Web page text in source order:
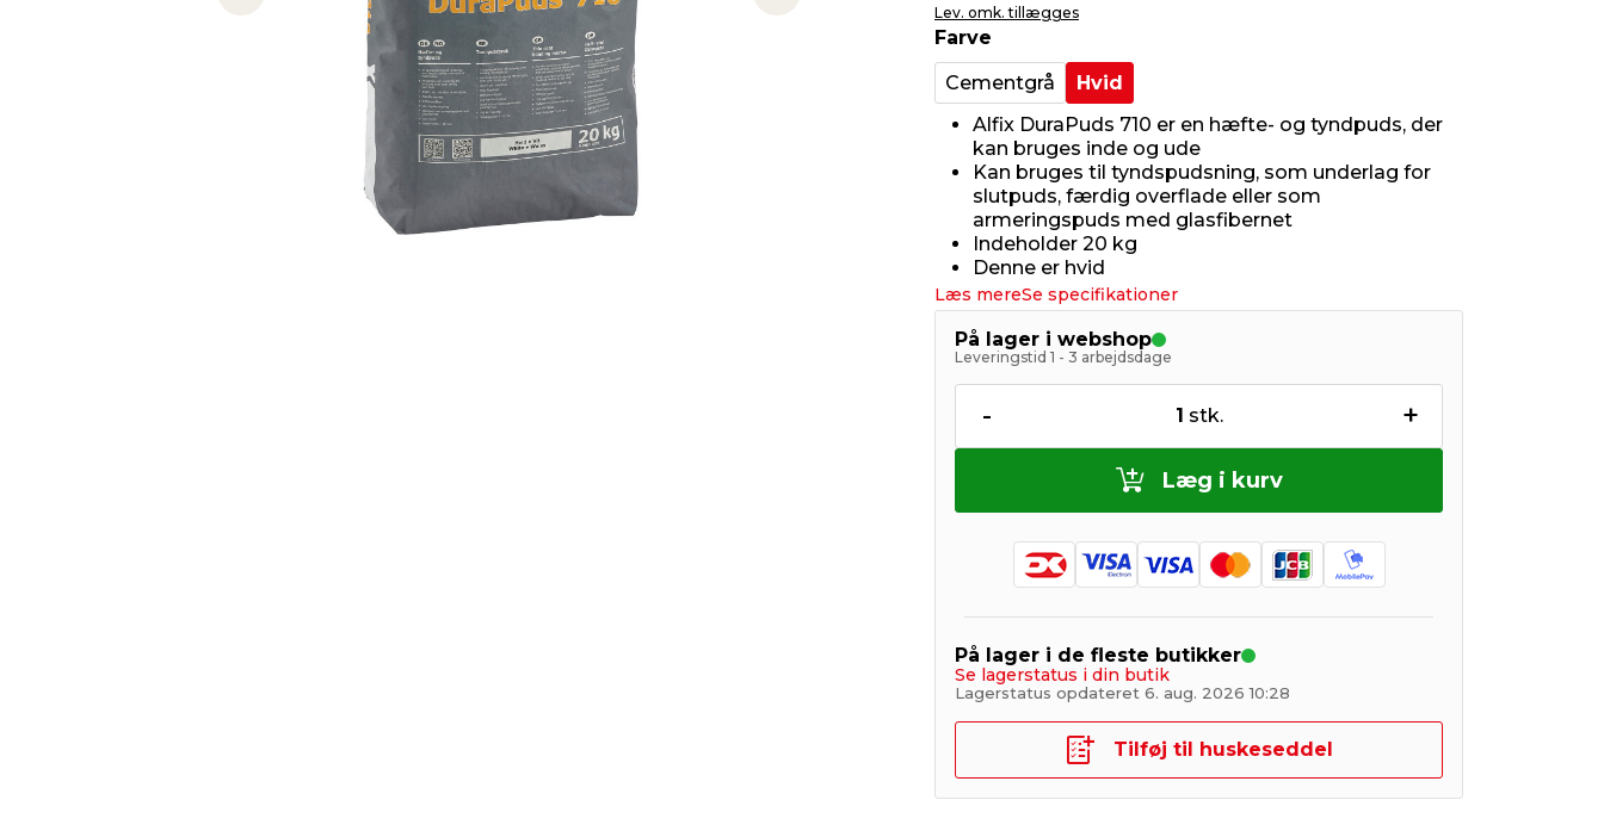
Previous slide Next slide Lev. omk. tillægges
Farve
Cementgrå
Hvid
Alfix DuraPuds 710 er en hæfte- og tyndpuds, der
kan bruges inde og ude
Kan bruges til tyndspudsning, som underlag for
slutpuds, færdig overflade eller som
armeringspuds med glasfibernet
Indeholder 20 kg
Denne er hvid
Læs mereSe specifikationer
På lager i webshop
Leveringstid 1 - 3 arbejdsdage
- 1 stk. +
Læg i kurv
På lager i de fleste butikker
Se lagerstatus i din butik
Lagerstatus opdateret 6. aug. 2026 10:28
Tilføj til huskeseddel